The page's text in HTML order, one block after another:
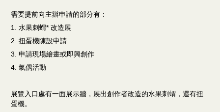
需要提前向主辦申請的部分有：
1. 水果刺蝟* 改造展
2. 扭蛋機陳設申請
3. 申請現場繪畫或即興創作
4. 氣偶活動
展覽入口處有一面展示牆，展出創作者改造的水果刺蝟，還有扭
蛋機。